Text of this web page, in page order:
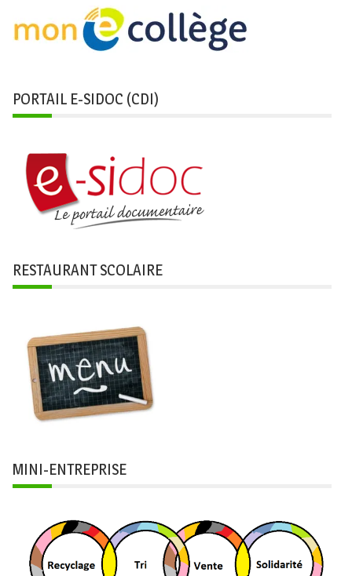
PORTAIL E-SIDOC (CDI)
RESTAURANT SCOLAIRE
MINI-ENTREPRISE